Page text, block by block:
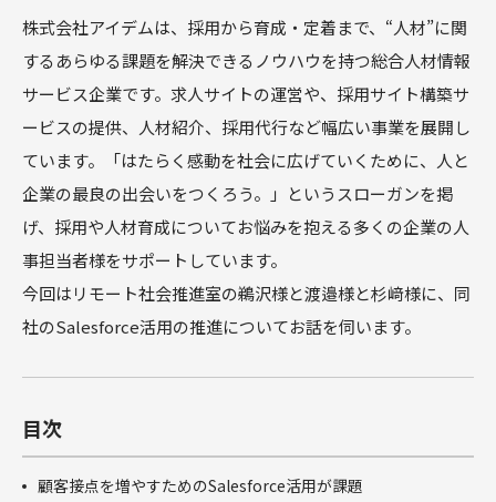
SFAマネジ
メントワー
クショップ
俯瞰図ワー
クショップ
商談フェー
ズ設計ワー
クショップ
サクセスパ
スワークシ
Tableau
Agentforce
株式会社アイデムは、採用から育成・定着まで、“人材”に関
するあらゆる課題を解決できるノウハウを持つ総合人材情報
サービス企業です。求人サイトの運営や、採用サイト構築サ
ービスの提供、人材紹介、採用代行など幅広い事業を展開し
ています。「はたらく感動を社会に広げていくために、人と
企業の最良の出会いをつくろう。」というスローガンを掲
げ、採用や人材育成についてお悩みを抱える多くの企業の人
事担当者様をサポートしています。
今回はリモート社会推進室の鵜沢様と渡邉様と杉﨑様に、同
社のSalesforce活用の推進についてお話を伺います。
目次
顧客接点を増やすためのSalesforce活用が課題